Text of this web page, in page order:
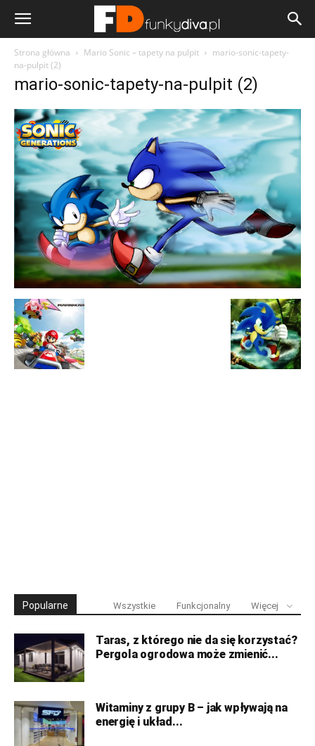
Strona główna Mario Sonic – tapety na pulpit
mario-sonic-tapety-
na-pulpit (2)
mario-sonic-tapety-na-pulpit (2)
Popularne Wszystkie Funkcjonalny Więcej
Taras, z którego nie da się korzystać?
Pergola ogrodowa może zmienić...
Witaminy z grupy B – jak wpływają na
energię i układ...